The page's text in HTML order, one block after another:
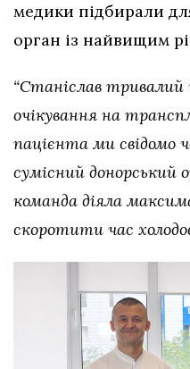
медики підбирали
орган із найвищим
“Станіслав тривалий
очікування на
пацієнта ми свідомо
сумісний донорський
команда діяла
скоротити час